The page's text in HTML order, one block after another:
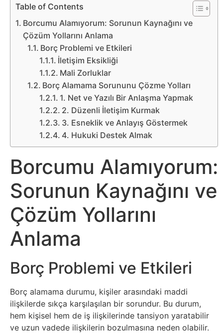
Bilgi
Bilgisayar
Bilim
Bitcoin
Bitkiler
Film
Diğer
Sosyal
Medyalar
Din
Dokümanlar
Domain
Table of Contents
Borcumu Alamıyorum: Sorunun Kaynağını ve
Çözüm Yollarını Anlama
Borç Problemi ve Etkileri
İletişim Eksikliği
Mali Zorluklar
Borç Alamama Sorununu Çözme Yolları
1. Net ve Yazılı Bir Anlaşma Yapmak
2. Düzenli İletişim Kurmak
3. Esneklik ve Anlayış Göstermek
4. Hukuki Destek Almak
Borcumu Alamıyorum:
Sorunun Kaynağını ve
Çözüm Yollarını
Anlama
Borç Problemi ve Etkileri
Borç alamama durumu, kişiler arasındaki maddi
ilişkilerde sıkça karşılaşılan bir sorundur. Bu durum,
hem kişisel hem de iş ilişkilerinde tansiyon yaratabilir
ve uzun vadede ilişkilerin bozulmasına neden olabilir.